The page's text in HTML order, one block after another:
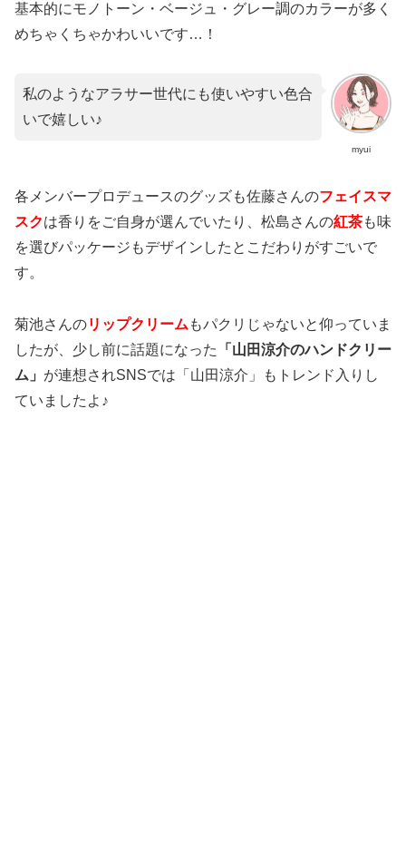
基本的にモノトーン・ベージュ・グレー調のカラーが多く
めちゃくちゃかわいいです…！
myui
私のようなアラサー世代にも使いやすい色合
いで嬉しい♪
各メンバープロデュースのグッズも佐藤さんのフェイスマ
スクは香りをご自身が選んでいたり、松島さんの紅茶も味
を選びパッケージもデザインしたとこだわりがすごいで
す。
菊池さんのリップクリーム もパクリじゃないと仰っていま
したが、少し前に話題になった
「山田涼介のハンドクリー
ム」 が連想されSNSでは「山田涼介」もトレンド入りし
ていましたよ♪